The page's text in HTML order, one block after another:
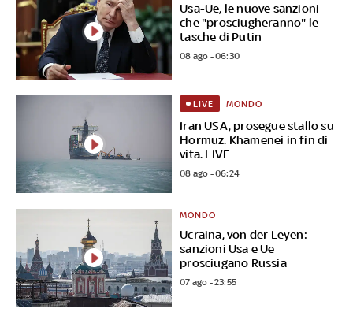
Usa-Ue, le nuove sanzioni
che "prosciugheranno" le
tasche di Putin
08 ago - 06:30
Iran USA, prosegue stallo su
Hormuz. Khamenei in fin di
vita. LIVE
LIVE MONDO
08 ago - 06:24
Ucraina, von der Leyen:
sanzioni Usa e Ue
prosciugano Russia
MONDO
07 ago - 23:55